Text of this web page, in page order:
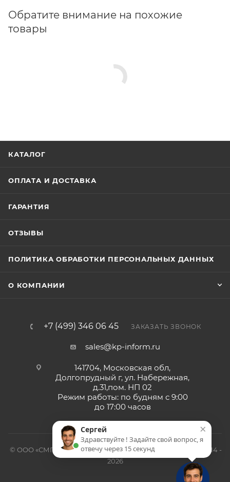
Обратите внимание на похожие
товары
КАТАЛОГ
ОПЛАТА И ДОСТАВКА
ГАРАНТИЯ
ОТЗЫВЫ
ПОЛИТИКА ОБРАБОТКИ ПЕРСОНАЛЬНЫХ ДАННЫХ
О КОМПАНИИ
+7 (499) 346 06 45 ЗАКАЗАТЬ ЗВОНОК
sales@kp-inform.ru
141704, Московская обл,
Долгопрудный г, ул. Набережная,
д.31,пом. НП 02
Режим работы: по будням с 9:00
до 17:00 часов
© ООО «СМП-Проект», поставка серверных запчастей, 2014 -
2026
×
Сергей
Здравствуйте ! Задайте свой вопрос, я
отвечу через 15 секунд